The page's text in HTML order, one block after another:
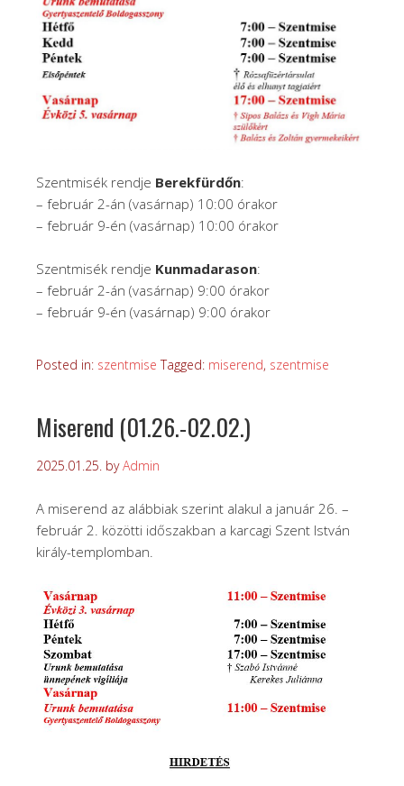
Szentmisék rendje Berekfürdőn:
– február 2-án (vasárnap) 10:00 órakor
– február 9-én (vasárnap) 10:00 órakor
Szentmisék rendje Kunmadarason:
– február 2-án (vasárnap) 9:00 órakor
– február 9-én (vasárnap) 9:00 órakor
Posted in: szentmise Tagged: miserend, szentmise
Miserend (01.26.-02.02.)
2025.01.25. byAdmin
A miserend az alábbiak szerint alakul a január 26. –
február 2. közötti időszakban a karcagi Szent István
király-templomban.